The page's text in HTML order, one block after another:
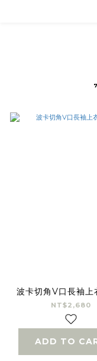
波卡切角V口長袖上
NT$2,680
ADD TO